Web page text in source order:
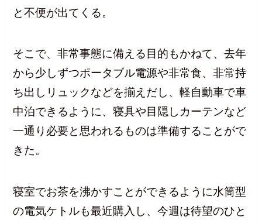
と不便が出てくる。
そこで、非常事態に備える目的もかねて、去年
から少しずつポータブル電源や非常食、非常持
ち出しリュックなどを揃えだし、軽自動車で車
中泊できるように、寝具や目隠しカーテンなど
一通り必要と思われるものは準備することがで
きた。
寝室でお茶を沸かすことができるように水筒型
の電気ケトルも最近購入し、今週は待望のひと